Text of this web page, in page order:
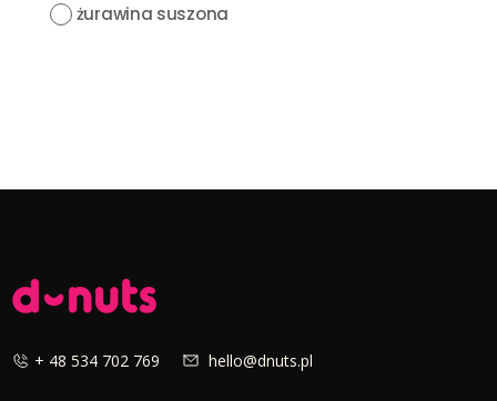
żurawina suszona
+ 48 534 702 769 hello@dnuts.pl